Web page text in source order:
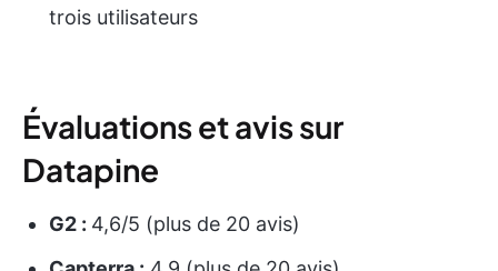
trois utilisateurs
Évaluations et avis sur
Datapine
G2 : 4,6/5 (plus de 20 avis)